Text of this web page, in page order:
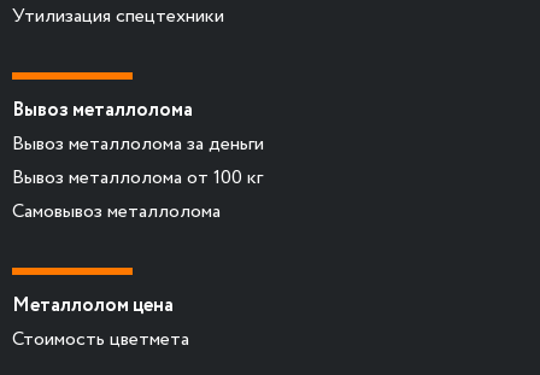
Утилизация спецтехники
Вывоз металлолома
Вывоз металлолома за деньги
Вывоз металлолома от 100 кг
Самовывоз металлолома
Металлолом цена
Стоимость цветмета